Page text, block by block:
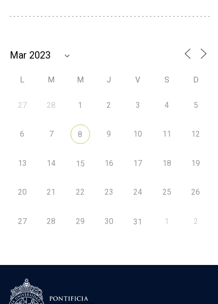
L M M J V S D
27 28 1 2 3 4 5
6 7 8 9 10 11 12
13 14 15 16 17 18 19
20 21 22 23 24 25 26
27 28 29 30 31 1 2